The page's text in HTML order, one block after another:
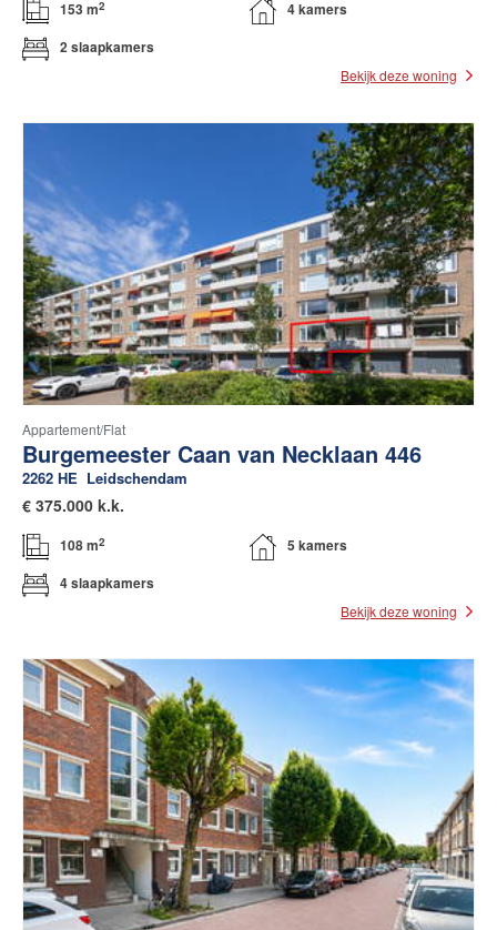
153 m2
4 kamers
2 slaapkamers
Bekijk deze woning
Appartement/flat
Burgemeester Caan van Necklaan 446
2262 HE Leidschendam
€ 375.000 k.k.
108 m2
5 kamers
4 slaapkamers
Bekijk deze woning